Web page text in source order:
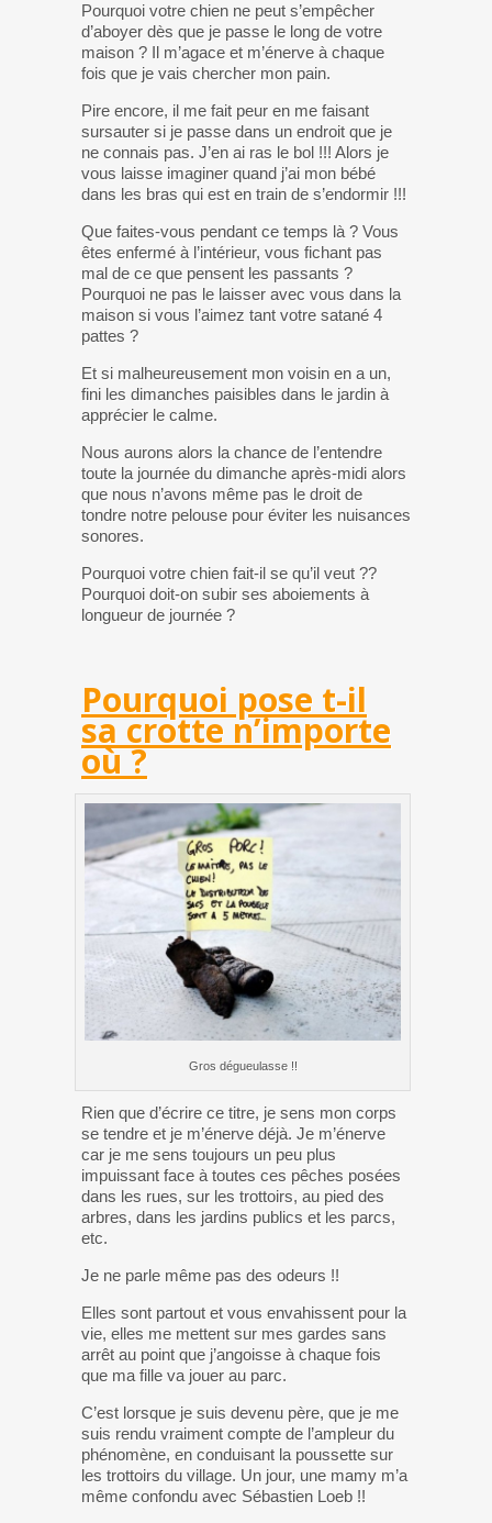
Pourquoi votre chien ne peut s’empêcher
d’aboyer dès que je passe le long de votre
maison ? Il m’agace et m’énerve à chaque
fois que je vais chercher mon pain.
Pire encore, il me fait peur en me faisant
sursauter si je passe dans un endroit que je
ne connais pas. J’en ai ras le bol !!! Alors je
vous laisse imaginer quand j’ai mon bébé
dans les bras qui est en train de s’endormir !!!
Que faites-vous pendant ce temps là ? Vous
êtes enfermé à l’intérieur, vous fichant pas
mal de ce que pensent les passants ?
Pourquoi ne pas le laisser avec vous dans la
maison si vous l’aimez tant votre satané 4
pattes ?
Et si malheureusement mon voisin en a un,
fini les dimanches paisibles dans le jardin à
apprécier le calme.
Nous aurons alors la chance de l’entendre
toute la journée du dimanche après-midi alors
que nous n’avons même pas le droit de
tondre notre pelouse pour éviter les nuisances
sonores.
Pourquoi votre chien fait-il se qu’il veut ??
Pourquoi doit-on subir ses aboiements à
longueur de journée ?
Pourquoi pose t-il
sa crotte n’importe
où ?
Gros dégueulasse !!
Rien que d’écrire ce titre, je sens mon corps
se tendre et je m’énerve déjà. Je m’énerve
car je me sens toujours un peu plus
impuissant face à toutes ces pêches posées
dans les rues, sur les trottoirs, au pied des
arbres, dans les jardins publics et les parcs,
etc.
Je ne parle même pas des odeurs !!
Elles sont partout et vous envahissent pour la
vie, elles me mettent sur mes gardes sans
arrêt au point que j’angoisse à chaque fois
que ma fille va jouer au parc.
C’est lorsque je suis devenu père, que je me
suis rendu vraiment compte de l’ampleur du
phénomène, en conduisant la poussette sur
les trottoirs du village. Un jour, une mamy m’a
même confondu avec Sébastien Loeb !!